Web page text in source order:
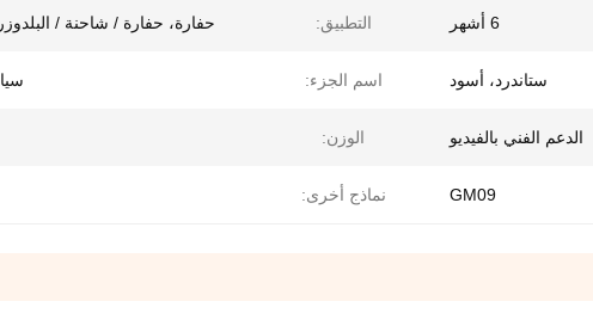
6 أشهر التطبيق: حفارة، حفارة / شاحنة /
ستاندرد، أسود اسم الجزء:
الدعم الفني بالفيديو الوزن:
GM09 نماذج أخرى: